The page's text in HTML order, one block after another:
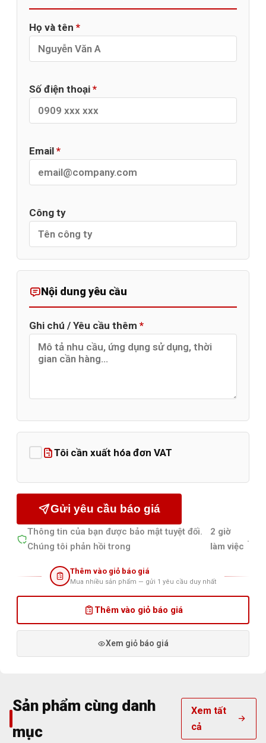
Họ và tên *
Số điện thoại *
Email *
Công ty
Nội dung yêu cầu
Ghi chú / Yêu cầu thêm *
Tôi cần xuất hóa đơn VAT
Gửi yêu cầu báo giá
Thông tin của bạn được bảo mật tuyệt đối.
Chúng tôi phản hồi trong
2 giờ
làm việc
.
Thêm vào giỏ báo giá
Mua nhiều sản phẩm — gửi 1 yêu cầu duy nhất
Thêm vào giỏ báo giá
Xem giỏ báo giá
Sản phẩm cùng danh
mục
Xem tất
cả